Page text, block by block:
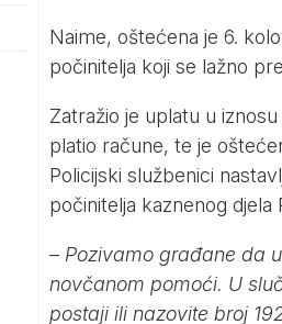
Naime, oštećena je 6.
počinitelja koji se lažno
Zatražio je uplatu u
platio račune, te je
Policijski službenici
počinitelja kaznenog djela
– Pozivamo građane da
novčanom pomoći. U
postaji ili nazovite broj